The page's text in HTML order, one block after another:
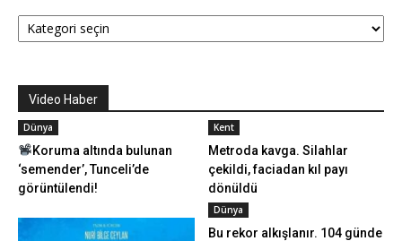
Kategoriler
Video Haber
Dünya
Koruma altında bulunan
‘semender’, Tunceli’de
görüntülendi!
Kent
Metroda kavga. Silahlar
çekildi, faciadan kıl payı
dönüldü
Dünya
Bu rekor alkışlanır. 104 günde